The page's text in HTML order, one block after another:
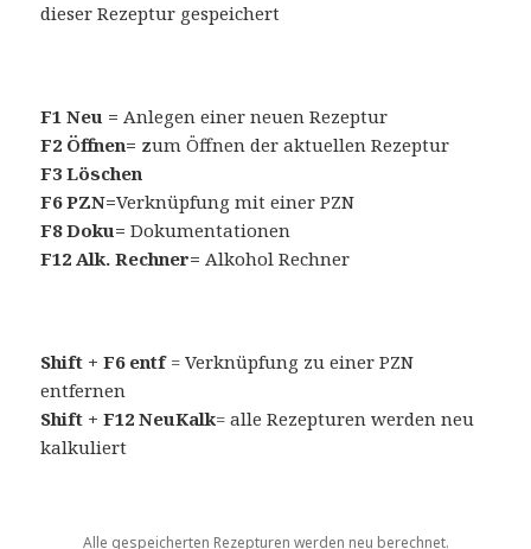
dieser Rezeptur gespeichert
F1 Neu =Anlegen einer neuen Rezeptur
F2 Öffnen= zum Öffnen der aktuellen Rezeptur
F3 Löschen
F6 PZN=Verknüpfung mit einer PZN
F8 Doku=Dokumentationen
F12 Alk. Rechner=Alkohol Rechner
Shift + F6 entf= Verknüpfung zu einer PZN
entfernen
Shift + F12 NeuKalk= alle Rezepturen werden neu
kalkuliert
Alle gespeicherten Rezepturen werden neu berechnet.